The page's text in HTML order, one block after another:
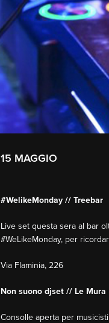
15 MAGGIO
#WelikeMonday // Treebar
Live set questa sera al bar
#WeLikeMonday, per
Via Flaminia, 226
Non suono djset // Le Mura
Consolle aperta per